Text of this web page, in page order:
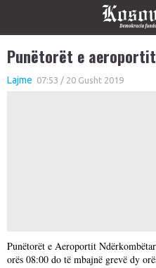
Punëtorët e
Lajme 07:53 / 20 Gusht 2019
Punëtorët e Aeroportit
orës 08:00 do të mbajnë grevë dy